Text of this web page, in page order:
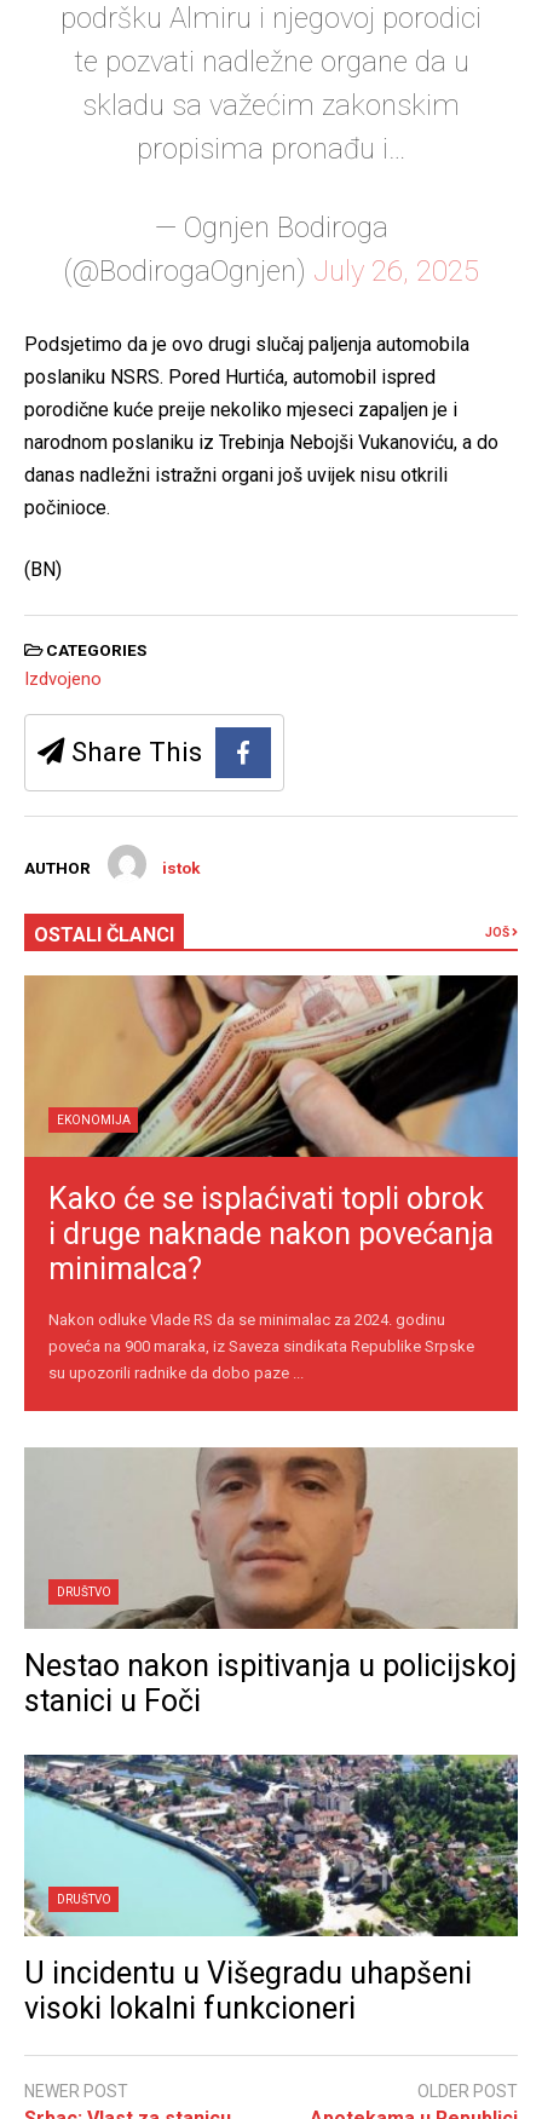
podršku Almiru i njegovoj porodici
te pozvati nadležne organe da u
skladu sa važećim zakonskim
propisima pronađu i…
— Ognjen Bodiroga
(@BodirogaOgnjen) July 26, 2025
Podsjetimo da je ovo drugi slučaj paljenja automobila
poslaniku NSRS. Pored Hurtića, automobil ispred
porodične kuće preije nekoliko mjeseci zapaljen je i
narodnom poslaniku iz Trebinja Nebojši Vukanoviću, a do
danas nadležni istražni organi još uvijek nisu otkrili
počinioce.
(BN)
CATEGORIES
Izdvojeno
Share This
AUTHOR istok
OSTALI ČLANCI JOŠ
EKONOMIJA
Kako će se isplaćivati topli obrok
i druge naknade nakon povećanja
minimalca?
Nakon odluke Vlade RS da se minimalac za 2024. godinu
poveća na 900 maraka, iz Saveza sindikata Republike Srpske
su upozorili radnike da dobo paze ...
DRUŠTVO
Nestao nakon ispitivanja u policijskoj
stanici u Foči
DRUŠTVO
U incidentu u Višegradu uhapšeni
visoki lokalni funkcioneri
NEWER POST OLDER POST